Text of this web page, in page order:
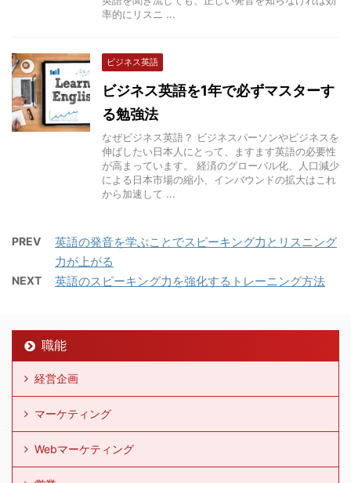
率的にリスニ ...
ビジネス英語
ビジネス英語を1年で必ずマスターす
る勉強法
なぜビジネス英語？ ビジネスパーソンやビジネスを
伸ばしたい日本人にとって、ますます英語の必要性
が高まっています。 経済のグローバル化、人口減少
による日本市場の縮小、インバウンドの拡大はこれ
から加速して ...
PREV
英語の発音を学ぶことでスピーキング力とリスニング
力が上がる
NEXT 英語のスピーキング力を強化するトレーニング方法
職能
経営企画
マーケティング
Webマーケティング